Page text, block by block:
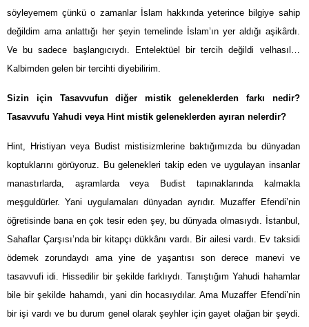
söyleyemem çünkü o zamanlar İslam hakkında yeterince bilgiye sahip
değildim ama anlattığı her şeyin temelinde İslam’ın yer aldığı aşikârdı.
Ve bu sadece başlangıcıydı. Entelektüel bir tercih değildi velhasıl…
Kalbimden gelen bir tercihti diyebilirim.
Sizin için Tasavvufun diğer mistik geleneklerden farkı nedir?
Tasavvufu Yahudi veya Hint mistik geleneklerden ayıran nelerdir?
Hint, Hristiyan veya Budist mistisizmlerine baktığımızda bu dünyadan
koptuklarını görüyoruz. Bu gelenekleri takip eden ve uygulayan insanlar
manastırlarda, aşramlarda veya Budist tapınaklarında kalmakla
meşguldürler. Yani uygulamaları dünyadan ayrıdır. Muzaffer Efendi’nin
öğretisinde bana en çok tesir eden şey, bu dünyada olmasıydı. İstanbul,
Sahaflar Çarşısı’nda bir kitapçı dükkânı vardı. Bir ailesi vardı. Ev taksidi
ödemek zorundaydı ama yine de yaşantısı son derece manevi ve
tasavvufi idi. Hissedilir bir şekilde farklıydı. Tanıştığım Yahudi hahamlar
bile bir şekilde hahamdı, yani din hocasıydılar. Ama Muzaffer Efendi’nin
bir işi vardı ve bu durum genel olarak şeyhler için gayet olağan bir şeydi.